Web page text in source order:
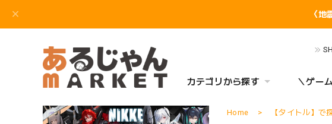
〈地
カテゴリから探す ＼ゲー
Home 【タイトル】で